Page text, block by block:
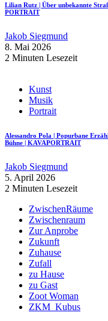
Lilian Rutz | Über unbekannte
PORTRAIT
Jakob Siegmund
8. Mai 2026
2 Minuten Lesezeit
Kunst
Musik
Portrait
Alessandro Pola | Popurbane
Bühne | KAVAPORTRAIT
Jakob Siegmund
5. April 2026
2 Minuten Lesezeit
ZwischenRäume
Zwischenraum
Zur Anprobe
Zukunft
Zuhause
Zufall
zu Hause
zu Gast
Zoot Woman
ZKM_Kubus